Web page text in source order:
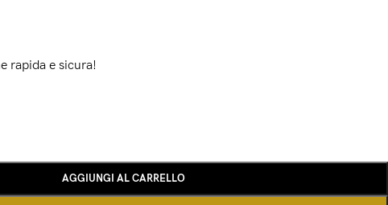
rapida e sicura!
AGGIUNGI AL CARRELLO